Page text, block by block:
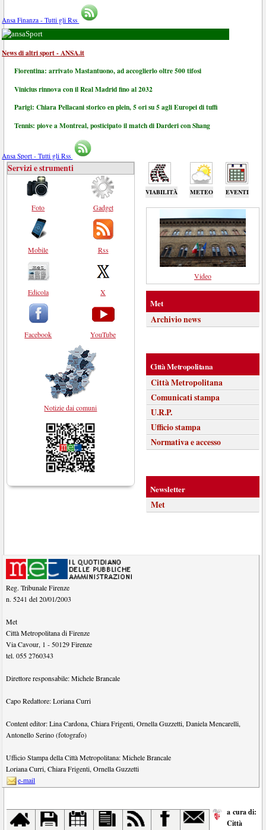
Ansa Finanza - Tutti gli Rss
Sport
News di altri sport - ANSA.it
Fiorentina: arrivato Mastantuono, ad accoglierlo oltre 500 tifosi
Vinicius rinnova con il Real Madrid fino al 2032
Parigi: Chiara Pellacani storico en plein, 5 ori su 5 agli Europei di tuffi
Tennis: piove a Montreal, posticipato il match di Darderi con Shang
Ansa Sport - Tutti gli Rss
VIABILITÀ METEO EVENTI
Servizi e strumenti
Foto
Mobile
Edicola
Facebook
Gadget
Rss
X
YouTube
Notizie dai comuni
Video
Met
Archivio news
Città Metropolitana
Città Metropolitana
Comunicati stampa
U.R.P.
Ufficio stampa
Normativa e accesso
Newsletter
Met
Reg. Tribunale Firenze
n. 5241 del 20/01/2003
Met
Città Metropolitana di Firenze
Via Cavour, 1 - 50129 Firenze
tel.055 2760343
Direttore responsabile:Michele Brancale
Capo Redattore:Loriana Curri
Content editor:Lina Cardona,Chiara Frigenti,Ornella Guzzetti,Daniela Mencarelli,
Antonello Serino (fotografo)
Ufficio Stampa della Città Metropolitana:Michele Brancale
Loriana Curri,Chiara Frigenti,Ornella Guzzetti
e-mail
a cura di:
Città